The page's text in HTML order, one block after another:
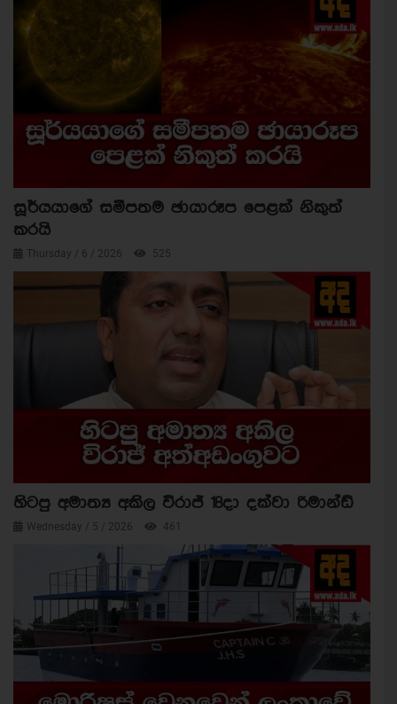
සූර්යයාගේ සමීපතම ඡායාරූප පෙළක් නිකුත්
කරයි
Thursday / 6 / 2026 525
හිටපු අමාත්‍ය අකිල විරාජ් 18දා දක්වා රිමාන්ඩ්
Wednesday / 5 / 2026 461